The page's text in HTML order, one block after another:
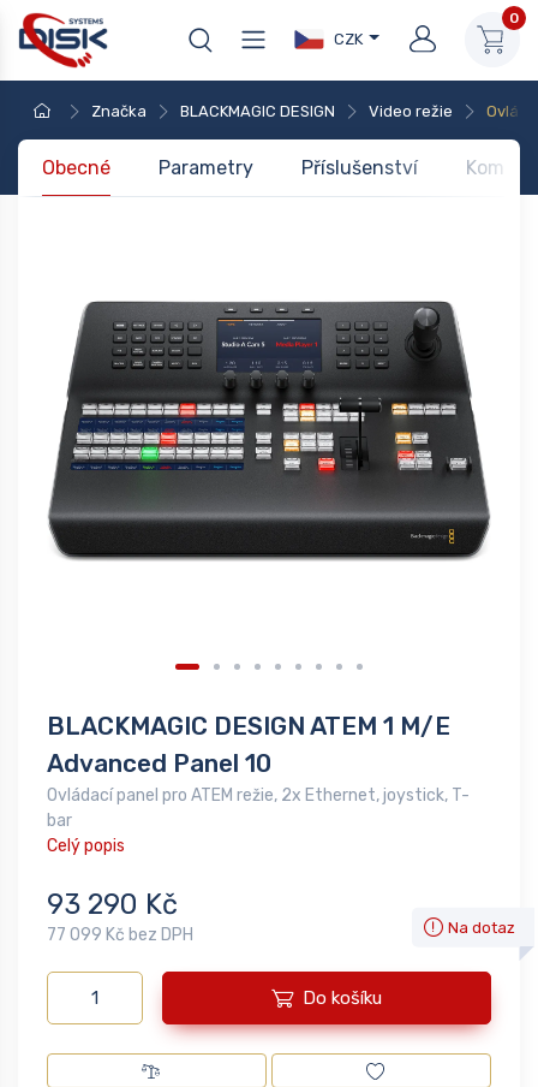
CZK
0
Značka BLACKMAGIC DESIGN Video režie
Obecné Parametry Příslušenství
BLACKMAGIC DESIGN ATEM 1 M/E
Advanced Panel 10
Ovládací panel pro ATEM režie, 2x Ethernet, joystick, T-
bar
Celý popis
93 290 Kč
77 099 Kč bez DPH Na dotaz
Do košíku